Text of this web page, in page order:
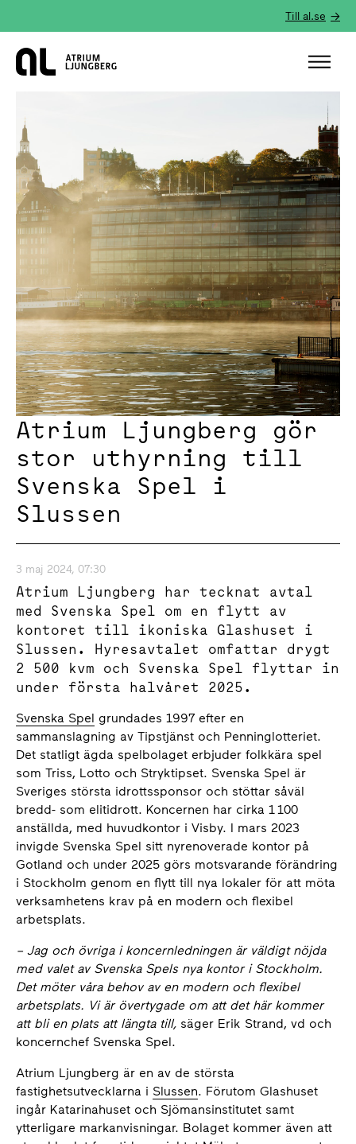
Till al.se
Hem
Atrium Ljungberg gör
stor uthyrning till
Svenska Spel i
Slussen
3 maj 2024, 07:30
Atrium Ljungberg har tecknat avtal
med Svenska Spel om en flytt av
kontoret till ikoniska Glashuset i
Slussen. Hyresavtalet omfattar drygt
2 500 kvm och Svenska Spel flyttar in
under första halvåret 2025.
Svenska Spel grundades 1997 efter en
sammanslagning av Tipstjänst och Penninglotteriet.
Det statligt ägda spelbolaget erbjuder folkkära spel
som Triss, Lotto och Stryktipset. Svenska Spel är
Sveriges största idrottssponsor och stöttar såväl
bredd- som elitidrott. Koncernen har cirka 1 100
anställda, med huvudkontor i Visby. I mars 2023
invigde Svenska Spel sitt nyrenoverade kontor på
Gotland och under 2025 görs motsvarande förändring
i Stockholm genom en flytt till nya lokaler för att möta
verksamhetens krav på en modern och flexibel
arbetsplats.
– Jag och övriga i koncernledningen är väldigt nöjda
med valet av Svenska Spels nya kontor i Stockholm.
Det möter våra behov av en modern och flexibel
arbetsplats. Vi är övertygade om att det här kommer
att bli en plats att längta till, säger Erik Strand, vd och
koncernchef Svenska Spel.
Atrium Ljungberg är en av de största
fastighetsutvecklarna i Slussen. Förutom Glashuset
ingår Katarinahuset och Sjömansinstitutet samt
ytterligare markanvisningar. Bolaget kommer även att